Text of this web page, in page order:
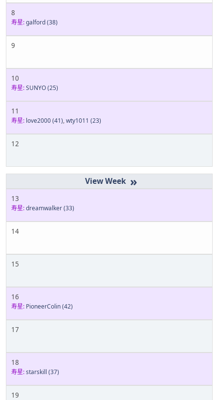
8
寿星:galford(38)
9
10
寿星:SUNYO(25)
11
寿星: love2000(41),wty1011 (23)
12
»
13
寿星:dreamwalker(33)
14
15
16
寿星: PioneerColin(42)
17
18
寿星:starskill (37)
19